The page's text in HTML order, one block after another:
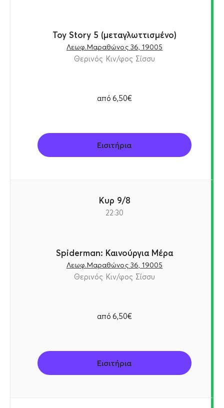
Toy Story 5 (μεταγλωττισμένο)
Λεωφ.Μαραθώνος 36, 19005
Θερινός Κιν/φος Σίσσυ
από 6,50€
Εισιτήρια
Κυρ 9/8
22:30
Spiderman: Καινούργια Μέρα
Λεωφ.Μαραθώνος 36, 19005
Θερινός Κιν/φος Σίσσυ
από 6,50€
Εισιτήρια